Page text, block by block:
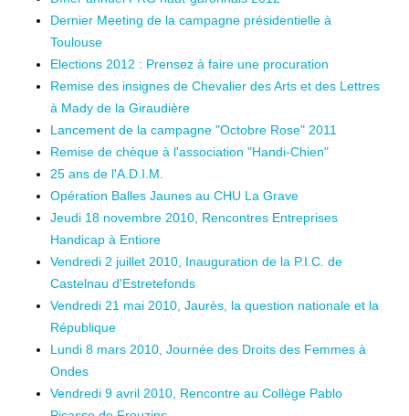
Dernier Meeting de la campagne présidentielle à
Toulouse
Elections 2012 : Prensez à faire une procuration
Remise des insignes de Chevalier des Arts et des Lettres
à Mady de la Giraudière
Lancement de la campagne "Octobre Rose" 2011
Remise de chèque à l'association "Handi-Chien"
25 ans de l'A.D.I.M.
Opération Balles Jaunes au CHU La Grave
Jeudi 18 novembre 2010, Rencontres Entreprises
Handicap à Entiore
Vendredi 2 juillet 2010, Inauguration de la P.I.C. de
Castelnau d'Estretefonds
Vendredi 21 mai 2010, Jaurès, la question nationale et la
République
Lundi 8 mars 2010, Journée des Droits des Femmes à
Ondes
Vendredi 9 avril 2010, Rencontre au Collège Pablo